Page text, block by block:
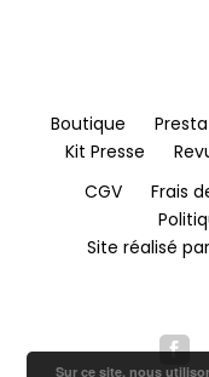
Boutique
Kit Presse
CGV
Frais
Site réalisé
Sur ce site, nous